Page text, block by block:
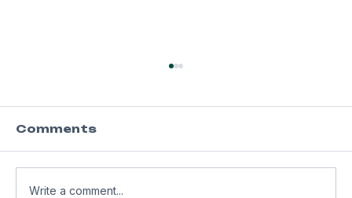
Comments
Write a comment...